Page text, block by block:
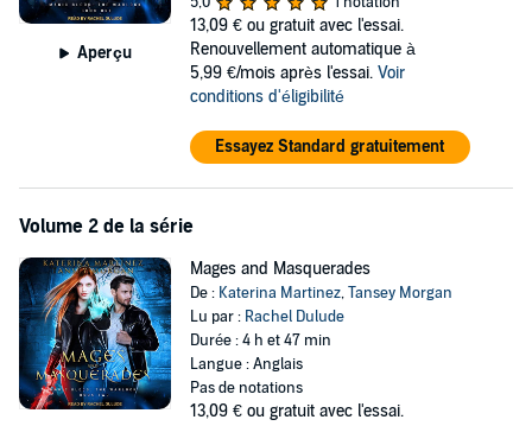
I need to figure out what the hell is going on if I want to live. I'm
about to head right into a storm - I think the only way out is to fight
through it.
©2018 Tansey Morgan, Katerina Martinez, and LJ Sampere (P)2019
Aperçu
13,09 € ou gratuit avec l'essai.
Renouvellement automatique à
5,99 €/mois après l'essai. Voir
conditions d'éligibilité
Essayez Standard gratuitement
Volume 2 de la série
Mages and Masquerades
De : Katerina Martinez,Tansey Morgan
Lu par : Rachel Dulude
Durée : 4 h et 47 min
Langue : Anglais
Pas de notations
13,09 € ou gratuit avec l'essai.